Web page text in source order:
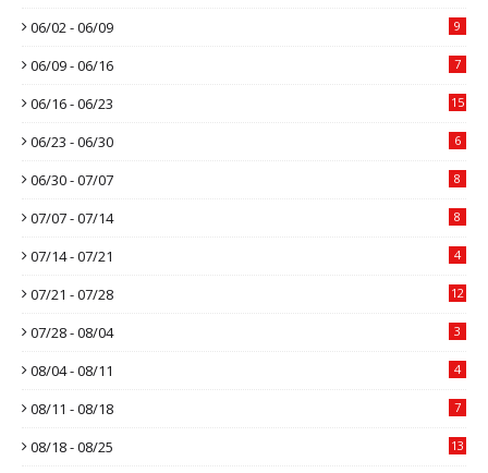
06/02 - 06/09 9
06/09 - 06/16 7
06/16 - 06/23 15
06/23 - 06/30 6
06/30 - 07/07 8
07/07 - 07/14 8
07/14 - 07/21 4
07/21 - 07/28 12
07/28 - 08/04 3
08/04 - 08/11 4
08/11 - 08/18 7
08/18 - 08/25 13